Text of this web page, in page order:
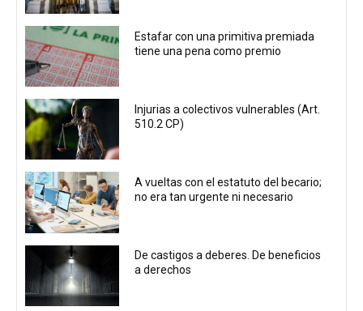
Estafar con una primitiva premiada
tiene una pena como premio
Injurias a colectivos vulnerables (Art.
510.2 CP)
A vueltas con el estatuto del becario;
no era tan urgente ni necesario
De castigos a deberes. De beneficios
a derechos